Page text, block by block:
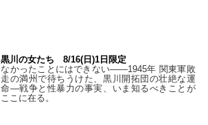
黒川の女たち 8/16(日)1日限定
なかったことにはできない——1945年 関東軍敗
走の満州で待ちうけた、黒川開拓団の壮絶な運
命―戦争と性暴力の事実、いま知るべきことが
ここに在る。